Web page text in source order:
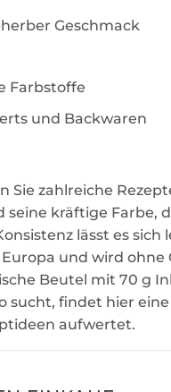
Geschmack
Farbstoffe
und Backwaren
Sie zahlreiche
kräftige Farbe,
lässt es
und wird
Beutel mit 70 g
sucht, findet hier
aufwertet.